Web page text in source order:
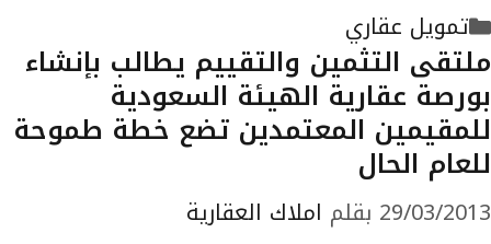
التصنيفات
تمويل عقاري
ملتقى التثمين والتقييم يطالب بإنشاء
بورصة عقارية الهيئة السعودية
للمقيمين المعتمدين تضع خطة طموحة
للعام الحال
29/03/2013 بقلم املاك العقارية